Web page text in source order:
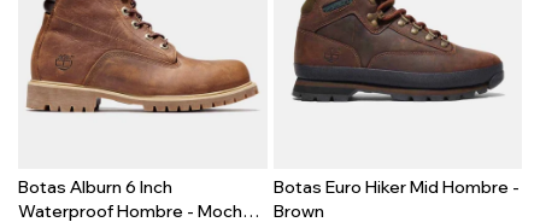
Botas Alburn 6 Inch
Waterproof Hombre - Mocha
Botas Euro Hiker Mid Hombre -
Brown